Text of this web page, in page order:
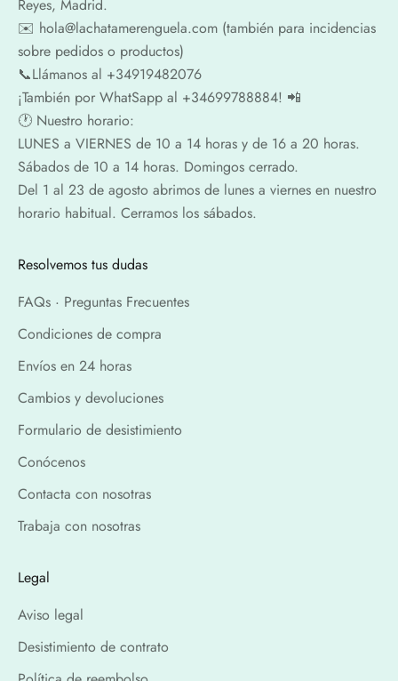
Reyes, Madrid.
✉️​ hola@lachatamerenguela.com (también para incidencias
sobre pedidos o productos)
📞​​Llámanos al +34919482076
¡También por WhatSapp al +34699788884! 📲
🕐​ Nuestro horario:
LUNES a VIERNES de 10 a 14 horas y de 16 a 20 horas.
Sábados de 10 a 14 horas. Domingos cerrado.
Del 1 al 23 de agosto abrimos de lunes a viernes en nuestro
horario habitual. Cerramos los sábados.
Resolvemos tus dudas
FAQs · Preguntas Frecuentes
Condiciones de compra
Envíos en 24 horas
Cambios y devoluciones
Formulario de desistimiento
Conócenos
Contacta con nosotras
Trabaja con nosotras
Legal
Aviso legal
Desistimiento de contrato